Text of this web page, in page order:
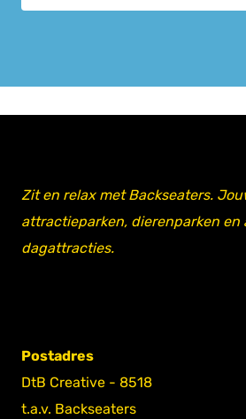
Zit en relax met Backseaters.
attractieparken, dierenparken en
dagattracties.
Postadres
DtB Creative - 8518
t.a.v. Backseaters